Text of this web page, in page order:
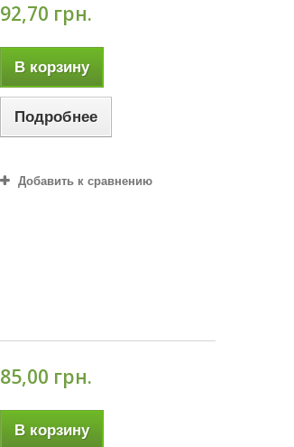
92,70 грн.
В корзину
Подробнее
Добавить к сравнению
85,00 грн.
В корзину